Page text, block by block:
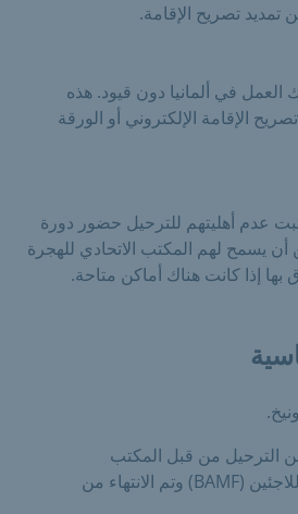
تمديد تصريح الإقامة.
العمل في ألمانيا دون قيود. هذه
الإقامة الإلكتروني أو الورقة
عدم أهليتهم للترحيل حضور دورة
أن يسمح لهم المكتب الاتحادي للهجرة
بها إذا كانت هناك أماكن متاحة.
الترحيل من قبل المكتب
الاتحادي للهجرة واللاجئين (BAMF) وتم الانتهاء من